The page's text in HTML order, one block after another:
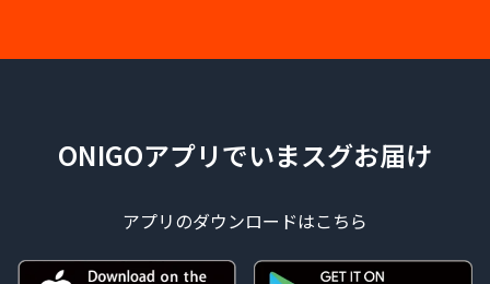
ONIGOアプリでいまスグお届け
アプリのダウンロードはこちら